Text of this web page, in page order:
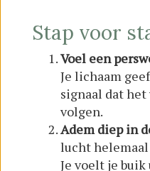
Stap voor
Voel een
Je lichaam
signaal dat het
volgen.
Adem diep in
lucht
Je voelt je